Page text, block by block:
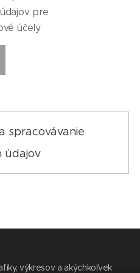
pre
účely.
spracovávanie
údajov
výkresov a akýchkoľvek